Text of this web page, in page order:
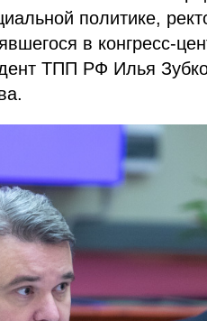
политике,
в конгресс-
ТПП РФ Илья